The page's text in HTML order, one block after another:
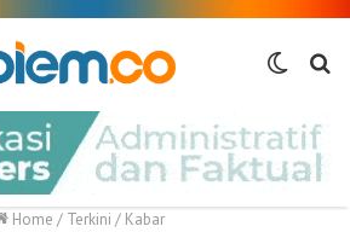
Switch
Home / Terkini / Kabar